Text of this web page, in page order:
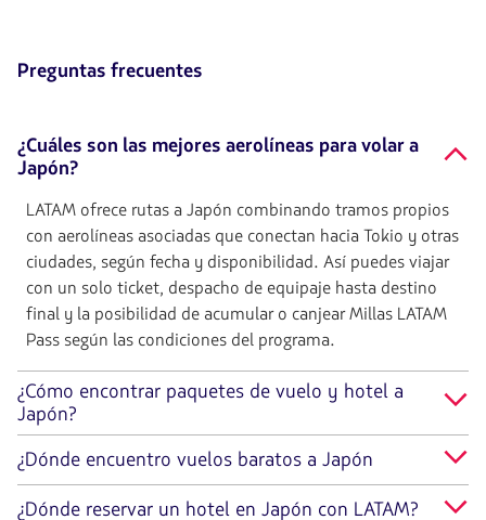
Preguntas frecuentes
¿Cuáles son las mejores aerolíneas para volar a
Japón?
LATAM ofrece rutas a Japón combinando tramos propios
con aerolíneas asociadas que conectan hacia Tokio y otras
ciudades, según fecha y disponibilidad. Así puedes viajar
con un solo ticket, despacho de equipaje hasta destino
final y la posibilidad de acumular o canjear Millas LATAM
Pass según las condiciones del programa.
¿Cómo encontrar paquetes de vuelo y hotel a
Japón?
¿Dónde encuentro vuelos baratos a Japón
¿Dónde reservar un hotel en Japón con LATAM?